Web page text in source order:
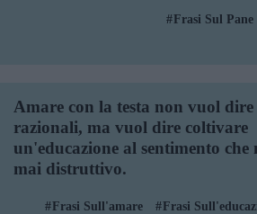
Frasi Sul Pane
Amare con la testa non vuol dire
razionali, ma vuol dire coltivare
un'educazione al sentimento che
mai distruttivo.
Frasi Sull'amare Frasi